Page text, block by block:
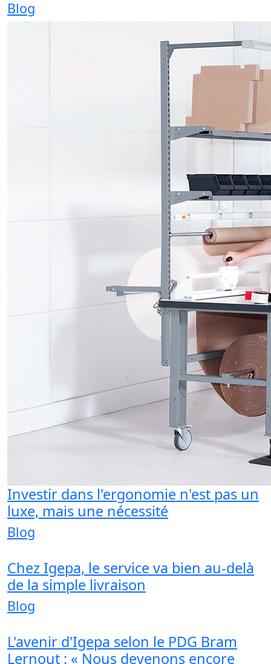
Blog
Investir dans l'ergonomie n'est pas un
luxe, mais une nécessité
Blog
Chez Igepa, le service va bien au-delà
de la simple livraison
Blog
L'avenir d'Igepa selon le PDG Bram
Lernout : « Nous devenons encore